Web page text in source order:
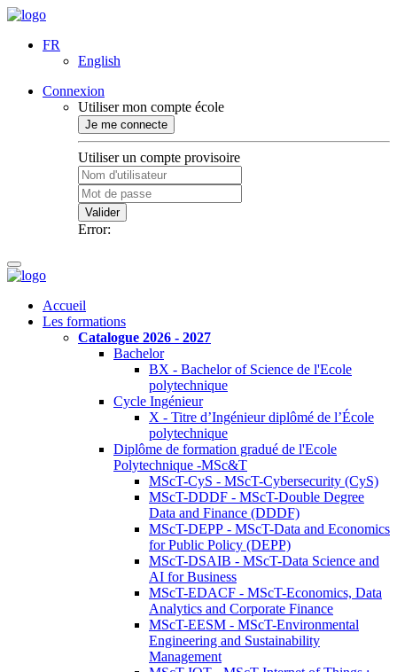
FR
English
Connexion
Utiliser mon compte école
Je me connecte
Utiliser un compte provisoire
Valider
Error:
Accueil
Les formations
Catalogue 2026 - 2027
Bachelor
BX - Bachelor of Science de l'Ecole
polytechnique
Cycle Ingénieur
X - Titre d’Ingénieur diplômé de l’École
polytechnique
Diplôme de formation gradué de l'Ecole
Polytechnique -MSc&T
MScT-CyS - MScT-Cybersecurity (CyS)
MScT-DDDF - MScT-Double Degree
Data and Finance (DDDF)
MScT-DEPP - MScT-Data and Economics
for Public Policy (DEPP)
MScT-DSAIB - MScT-Data Science and
AI for Business
MScT-EDACF - MScT-Economics, Data
Analytics and Corporate Finance
MScT-EESM - MScT-Environmental
Engineering and Sustainability
Management